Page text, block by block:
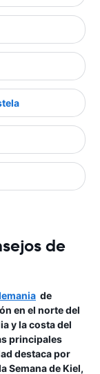
de
de
en el norte del
y la costa del
principales
destaca por
Semana de Kiel,